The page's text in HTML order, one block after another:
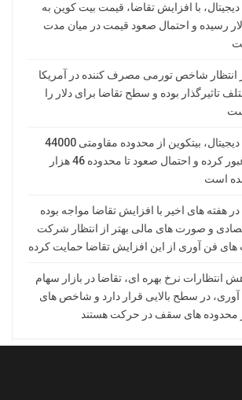
دیجیتال، با افزایش تقاضا، قیمت بیت کوین به
هزار دلار رسیده و احتمال صعود قیمت در میان مدت
انتظار شاخص تورمی مصرف کننده در آمریکا
تاثیرگذار بوده و سطح تقاضا برای دلار را
در بازار ارزهای دیجیتال، بیتکوین از محدوده مقاومتی 44000
دلاری با اعتبار عبور کرده و احتمال صعود تا محدوده 46 هزار
است
هفته های اخیر با افزایش تقاضا مواجه بوده
و صورت های مالی بهتر از انتظار شرکت
فن آوری از این افزایش تقاضا حمایت کرده
انتظارات نرخ بهره ای، تقاضا در بازار سهام
آوری، در سطح بالایی قرار دارد و شاخص های
در محدوده های سقف در حرکت هستند